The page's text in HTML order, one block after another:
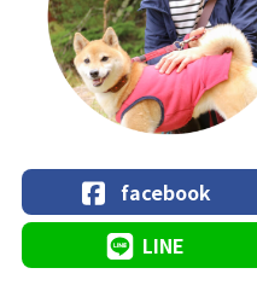
facebook
LINE